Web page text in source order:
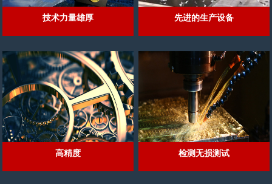
技术力量雄厚 先进的生产设备
高精度 检测无损测试